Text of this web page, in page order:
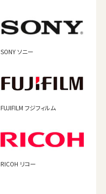
SONY ソニー
FUJIFILM フジフィルム
RICOH リコー